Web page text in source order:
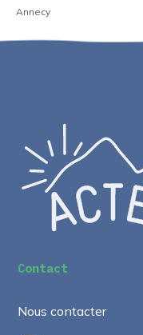
Annecy
Contact
Nous contacter